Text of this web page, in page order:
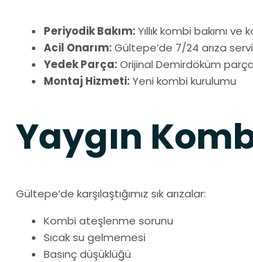
Periyodik Bakım:Yıllık kombi bakımı ve
Acil Onarım:Gültepe’de 7/24 arıza
Yedek Parça:Orijinal Demirdöküm
Montaj Hizmeti:Yeni kombi kurulumu
Yaygın
Gültepe’de karşılaştığımız sık arızalar:
Kombi ateşlenme sorunu
Sıcak su gelmemesi
Basınç düşüklüğü